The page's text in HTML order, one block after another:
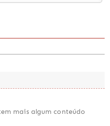
mais algum conteúdo